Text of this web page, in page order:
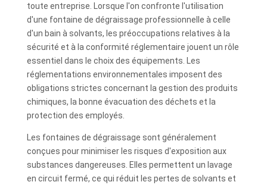
toute entreprise. Lorsque l'on confronte l'utilisation
d'une fontaine de dégraissage professionnelle à celle
d'un bain à solvants, les préoccupations relatives à la
sécurité et à la conformité réglementaire jouent un rôle
essentiel dans le choix des équipements. Les
réglementations environnementales imposent des
obligations strictes concernant la gestion des produits
chimiques, la bonne évacuation des déchets et la
protection des employés.
Les fontaines de dégraissage sont généralement
conçues pour minimiser les risques d'exposition aux
substances dangereuses. Elles permettent un lavage
en circuit fermé, ce qui réduit les pertes de solvants et